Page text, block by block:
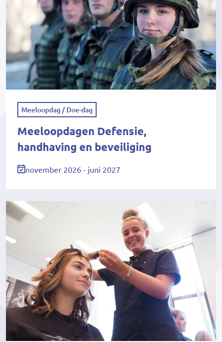
Meeloopdag / Doe-dag
Meeloopdagen Defensie,
handhaving en beveiliging
november 2026 - juni 2027